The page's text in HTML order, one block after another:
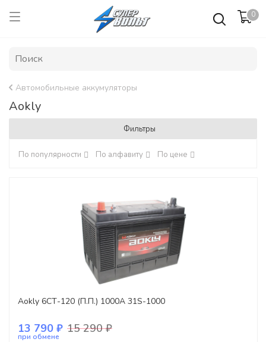
0
Автомобильные аккумуляторы
Aokly
Фильтры
По популярности По алфавиту По цене
Aokly 6СТ-120 (П.П.) 1000А 31S-1000
13 790 ₽ 15 290 ₽
при обмене